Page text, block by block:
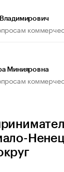
Минияровна